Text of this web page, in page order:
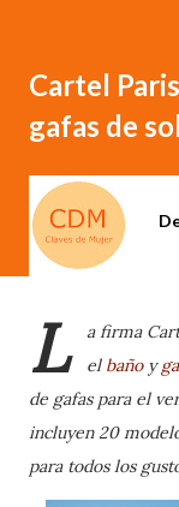
Cartel
gafas de
L
a firma
el bañoy
de gafas para el
incluyen 20
para todos los